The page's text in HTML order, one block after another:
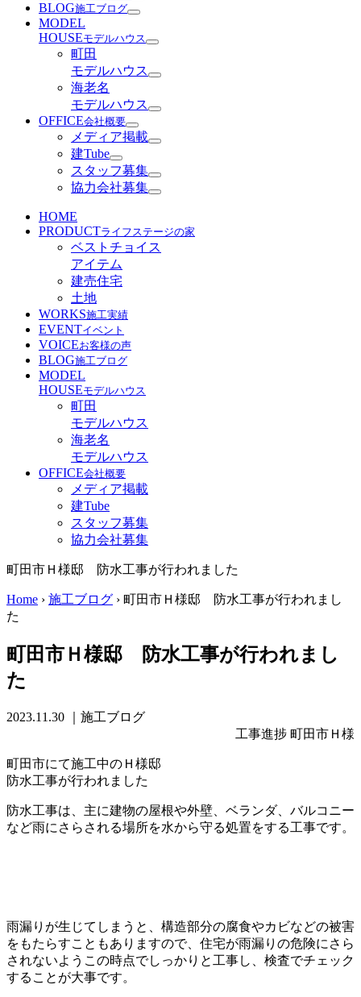
BLOG施工ブログ
MODEL
HOUSEモデルハウス
町田
モデルハウス
海老名
モデルハウス
OFFICE会社概要
メディア掲載
建Tube
スタッフ募集
協力会社募集
HOME
PRODUCTライフステージの家
ベストチョイス
アイテム
建売住宅
土地
WORKS施工実績
EVENTイベント
VOICEお客様の声
BLOG施工ブログ
MODEL
HOUSEモデルハウス
町田
モデルハウス
海老名
モデルハウス
OFFICE会社概要
メディア掲載
建Tube
スタッフ募集
協力会社募集
町田市Ｈ様邸 防水工事が行われました
Home › 施工ブログ › 町田市Ｈ様邸 防水工事が行われまし
た
町田市Ｈ様邸 防水工事が行われまし
た
2023.11.30
｜施工ブログ
工事進捗 町田市Ｈ様
町田市にて施工中のＨ様邸
防水工事が行われました
防水工事は、主に建物の屋根や外壁、ベランダ、バルコニー
など雨にさらされる場所を水から守る処置をする工事です。
雨漏りが生じてしまうと、構造部分の腐食やカビなどの被害
をもたらすこともありますので、住宅が雨漏りの危険にさら
されないようこの時点でしっかりと工事し、検査でチェック
することが大事です。